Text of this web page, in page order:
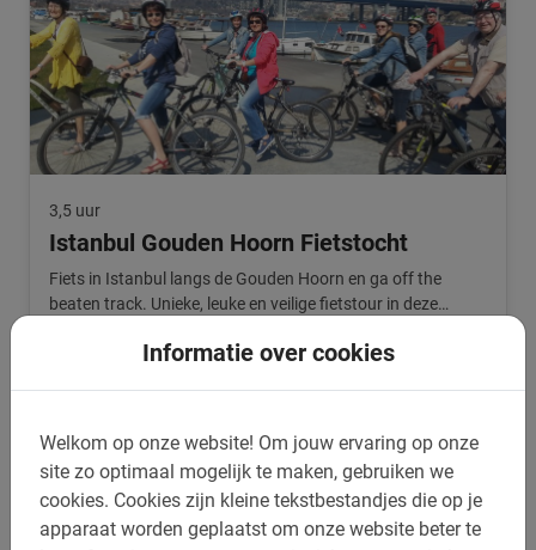
Informatie over cookies
Welkom op onze website! Om jouw ervaring op onze
site zo optimaal mogelijk te maken, gebruiken we
cookies. Cookies zijn kleine tekstbestandjes die op je
apparaat worden geplaatst om onze website beter te
3,5 uur
Istanbul Gouden Hoorn Fietstocht
Fiets in Istanbul langs de Gouden Hoorn en ga off the
beaten track. Unieke, leuke en veilige fietstour in deze
4.9 (15)